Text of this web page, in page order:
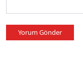
Yorum Gönder